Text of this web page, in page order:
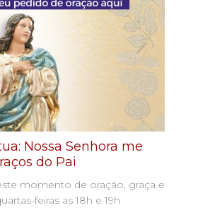
Nossa Senhora me
do Pai
momento de oração, graça e
feiras as 18h e 19h